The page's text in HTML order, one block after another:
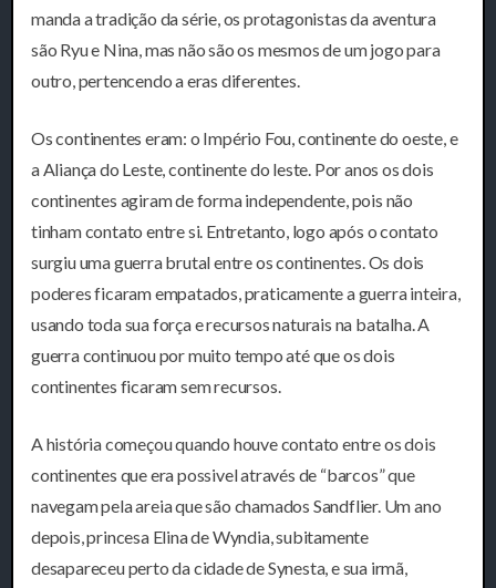
manda a tradição da série, os protagonistas da aventura
são Ryu e Nina, mas não são os mesmos de um jogo para
outro, pertencendo a eras diferentes.
Os continentes eram: o Império Fou, continente do oeste, e
a Aliança do Leste, continente do leste. Por anos os dois
continentes agiram de forma independente, pois não
tinham contato entre si. Entretanto, logo após o contato
surgiu uma guerra brutal entre os continentes. Os dois
poderes ficaram empatados, praticamente a guerra inteira,
usando toda sua força e recursos naturais na batalha. A
guerra continuou por muito tempo até que os dois
continentes ficaram sem recursos.
A história começou quando houve contato entre os dois
continentes que era possivel através de “barcos” que
navegam pela areia que são chamados Sandflier. Um ano
depois, princesa Elina de Wyndia, subitamente
desapareceu perto da cidade de Synesta, e sua irmã,